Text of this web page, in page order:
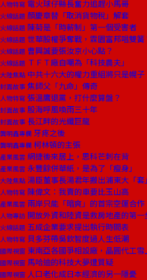
人物特寫 電火球仔縣長奮力追趕小馬哥
火線話題 顏慶章替「取消貨物稅」解套
火線話題 陳菊是「時薪制」第一個受害者
火線話題 世華股權爭奪戰，霖園富邦唱雙簧
火線話題 曹興誠要張汝京小心點？
火線話題 ＴＦＴ廠自嘲為「科技農夫」
大陸焦點 中共十六大的權力重組將只是幌子
封面故事 焦師父「九命」傳奇
人物特寫 張溫鷹退黨，打什麼算盤？
封面故事 股海呼風喚雨三十年
封面故事 長江畔的光纖巨龍
龔明鑫專欄 牙疼之後
龔明鑫專欄 柯林頓的主張
產業風雲 網捷後來居上，思科芒刺在背
產業風雲 永豐餘併華紙，是為了「瘦身」
大陸焦點 湯臣董事長湯君年搬出浦東大「套
人物特寫 陳偉文：我賣的車要比玉山高
產業風雲 兩岸只能「暗爽」的首宗空運合作
人物專訪 開放外資和陸資是救房地產的第一
火線話題 五成企業要求提出執行時間表
人物特寫 貝多芬帶吳欽智度過人生低潮
國際視窗 東南亞各國爭相設廠，晶圓代工雪
國際視窗 馬哈迪的科技大夢遭質疑
國際視窗 人口老化成日本經濟的另一隱憂